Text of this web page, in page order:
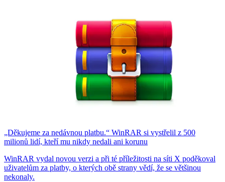
„Děkujeme za nedávnou platbu.“ WinRAR si vystřelil z 500
milionů lidí, kteří mu nikdy nedali ani korunu
WinRAR vydal novou verzi a při té příležitosti na síti X poděkoval
uživatelům za platby, o kterých obě strany vědí, že se většinou
nekonaly.